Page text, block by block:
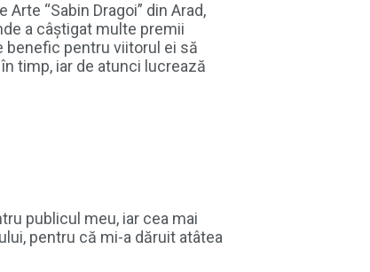
“Sabin Dragoi” din Arad,
a câștigat multe premii
pentru viitorul ei să
timp, iar de atunci lucrează
publicul meu, iar cea mai
pentru că mi-a dăruit atâtea